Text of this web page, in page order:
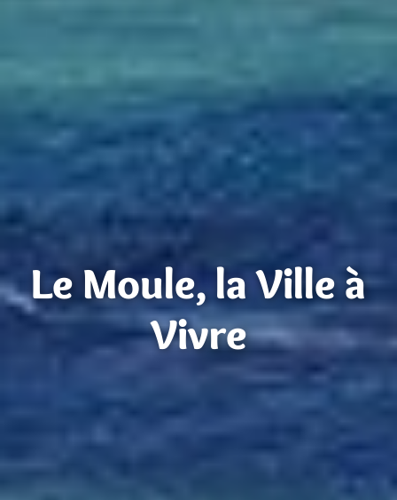
Le Moule, la Ville à
Vivre